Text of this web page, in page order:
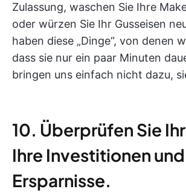
Zulassung, waschen Sie Ihre
oder würzen Sie Ihr Gusseisen
haben diese „Dinge“, von denen
dass sie nur ein paar Minuten
bringen uns einfach nicht dazu,
10. Überprüfen Sie
Ihre Investitionen
Ersparnisse.